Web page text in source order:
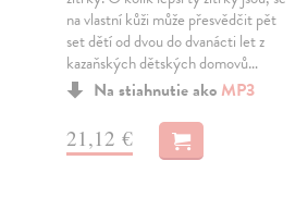
na vlastní kůži může přesvědčit pět
set dětí od dvou do dvanácti let z
kazaňských dětských domovů…
Na stiahnutie ako MP3
21,12 €